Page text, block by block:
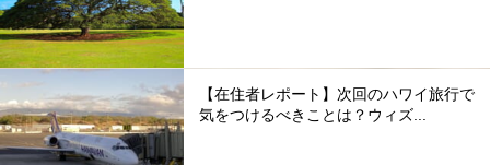
【在住者レポート】次回のハワイ旅行で
気をつけるべきことは？ウィズ...